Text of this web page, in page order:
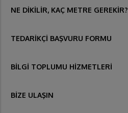
NE DİKİLİR, KAÇ METRE GEREKİR?
TEDARİKÇİ BAŞVURU FORMU
BİLGİ TOPLUMU HİZMETLERİ
BİZE ULAŞIN